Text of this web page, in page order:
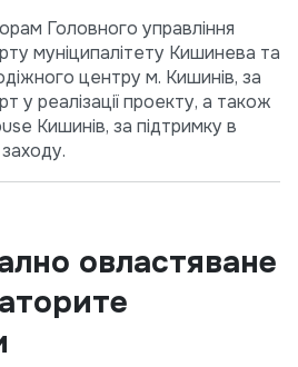
Головного управління
муніципалітету Кишинева та
центру м. Кишинів, за
у реалізації проекту, а також
Кишинів, за підтримку в
заходу.
овластяване